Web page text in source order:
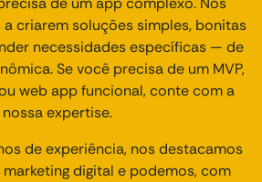
criarem soluções simples, bonitas
necessidades específicas — de
Se você precisa de um MVP,
web app funcional, conte com a
nossa expertise.
de experiência, nos destacamos
digital e podemos, com